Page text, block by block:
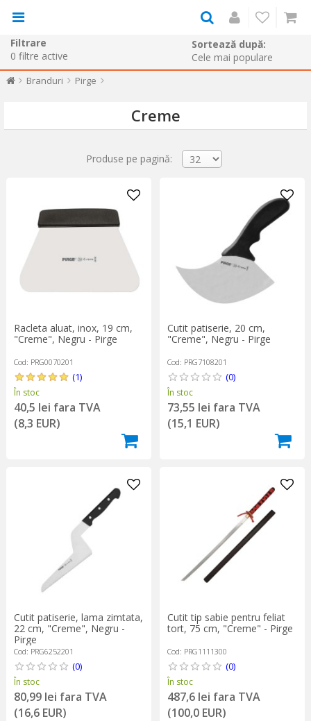
Filtrare
0 filtre active
Sortează după:
Branduri Pirge
Creme
Produse pe pagină:
Racleta aluat, inox, 19 cm,
"Creme", Negru - Pirge
Cod: PRG0070201
(1)
În stoc
40,5 lei fara TVA
(8,3 EUR)
Cutit patiserie, 20 cm,
"Creme", Negru - Pirge
Cod: PRG7108201
(0)
În stoc
73,55 lei fara TVA
(15,1 EUR)
Cutit patiserie, lama zimtata,
22 cm, "Creme", Negru -
Pirge
Cod: PRG6252201
(0)
În stoc
80,99 lei fara TVA
(16,6 EUR)
Cutit tip sabie pentru feliat
tort, 75 cm, "Creme" - Pirge
Cod: PRG1111300
(0)
În stoc
487,6 lei fara TVA
(100,0 EUR)